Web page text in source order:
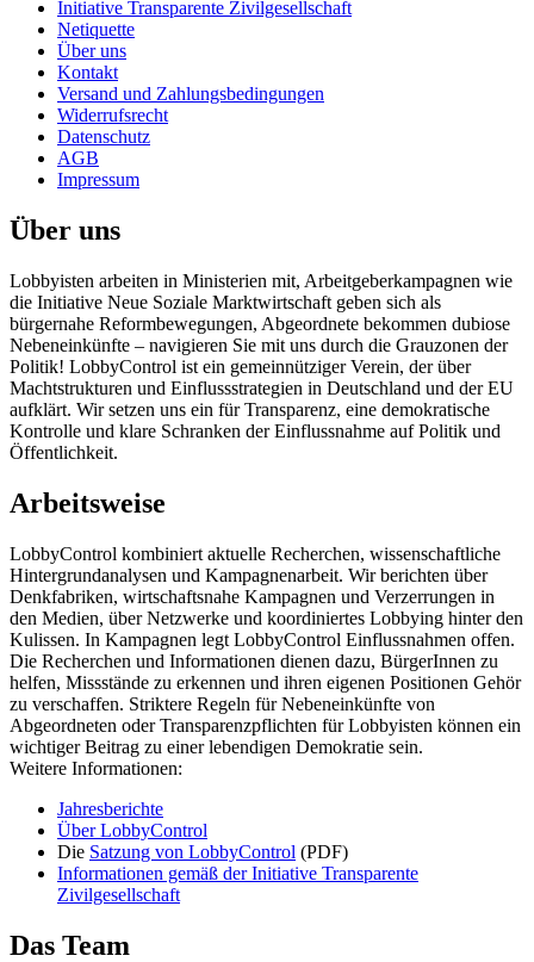
Initiative Transparente Zivilgesellschaft
Netiquette
Über uns
Kontakt
Versand und Zahlungsbedingungen
Widerrufsrecht
Datenschutz
AGB
Impressum
Über uns
Lobbyisten arbeiten in Ministerien mit, Arbeitgeberkampagnen wie
die Initiative Neue Soziale Marktwirtschaft geben sich als
bürgernahe Reformbewegungen, Abgeordnete bekommen dubiose
Nebeneinkünfte – navigieren Sie mit uns durch die Grauzonen der
Politik! LobbyControl ist ein gemeinnütziger Verein, der über
Machtstrukturen und Einflussstrategien in Deutschland und der EU
aufklärt. Wir setzen uns ein für Transparenz, eine demokratische
Kontrolle und klare Schranken der Einflussnahme auf Politik und
Öffentlichkeit.
Arbeitsweise
LobbyControl kombiniert aktuelle Recherchen, wissenschaftliche
Hintergrundanalysen und Kampagnenarbeit. Wir berichten über
Denkfabriken, wirtschaftsnahe Kampagnen und Verzerrungen in
den Medien, über Netzwerke und koordiniertes Lobbying hinter den
Kulissen. In Kampagnen legt LobbyControl Einflussnahmen offen.
Die Recherchen und Informationen dienen dazu, BürgerInnen zu
helfen, Missstände zu erkennen und ihren eigenen Positionen Gehör
zu verschaffen. Striktere Regeln für Nebeneinkünfte von
Abgeordneten oder Transparenzpflichten für Lobbyisten können ein
wichtiger Beitrag zu einer lebendigen Demokratie sein.
Weitere Informationen:
Jahresberichte
Über LobbyControl
Die Satzung von LobbyControl (PDF)
Informationen gemäß der Initiative Transparente
Zivilgesellschaft
Das Team